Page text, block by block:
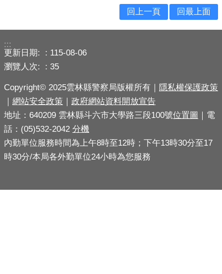
預
宣
導
意
廣
場
便
民
服
政
回上一頁 回最上面
:::
更新日期:
115-08-06
瀏覽人次:
35
Copyright© 2025雲林縣警察局版權所有｜ 隱私權保護政策
｜ 網站安全政策 ｜ 政府網站資料開放宣告
地址：640209 雲林縣斗六市大學路三段100號位置圖 ｜電
話：(05)532-2042 分機
內勤單位服務時間為上午8時至12時；下午13時30分至17
時30分/本局各外勤單位24小時為您服務